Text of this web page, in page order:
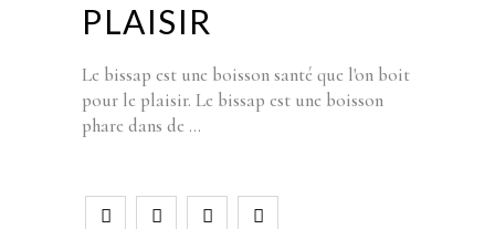
PLAISIR
Le bissap est une boisson santé que l'on boit
pour le plaisir. Le bissap est une boisson
phare dans de